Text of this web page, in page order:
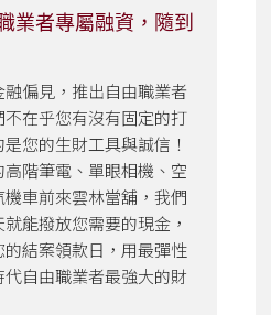
業者專屬融資，隨到
偏見，推出自由職業者
在乎您有沒有固定的打
您的生財工具與誠信！
階筆電、單眼相機、空
車前來雲林當舖，我們
能撥放您需要的現金，
結案領款日，用最彈性
自由職業者最強大的財